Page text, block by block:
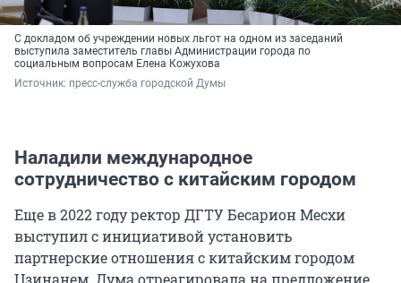
С докладом об учреждении новых льгот на одном из заседаний
выступила заместитель главы Администрации города по
социальным вопросам Елена Кожухова
Источник: пресс-служба городской Думы
Наладили международное
сотрудничество с китайским городом
Еще в 2022 году ректор ДГТУ Бесарион Месхи
выступил с инициативой установить
партнерские отношения с китайским городом